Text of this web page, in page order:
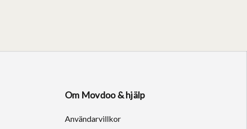
Om Movdoo & hjälp
Användarvillkor